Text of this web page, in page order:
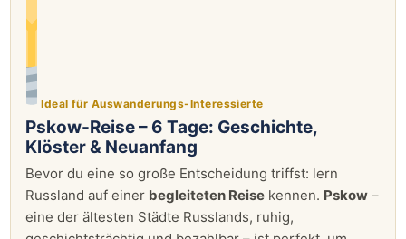
Ideal für Auswanderungs-Interessierte
Pskow-Reise – 6 Tage: Geschichte,
Klöster & Neuanfang
Bevor du eine so große Entscheidung triffst: lern
Russland auf einer begleiteten Reise kennen. Pskow –
eine der ältesten Städte Russlands, ruhig,